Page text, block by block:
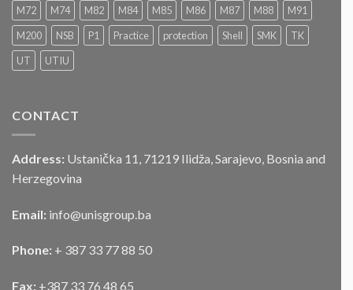
Za
prodaju
službenog
motornog
M72
M74 M82 M84 M85 M86 M87 M88
M91
M200
NSB P1 Practice protection Shell SMK
TK
UT
UTIU
CONTACT
Address: Ustanička 11, 71219 Ilidža, Sarajevo, Bosnia and
Herzegovina
Email: info@unisgroup.ba
Phone: + 387 33 77 88 50
Fax: +387 33 76 48 65